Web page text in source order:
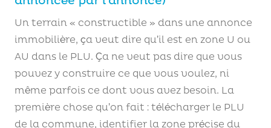
Un terrain « constructible » dans une annonce
immobilière, ça veut dire qu’il est en zone U ou
AU dans le PLU. Ça ne veut pas dire que vous
pouvez y construire ce que vous voulez, ni
même parfois ce dont vous avez besoin. La
première chose qu’on fait : télécharger le PLU
de la commune, identifier la zone précise du